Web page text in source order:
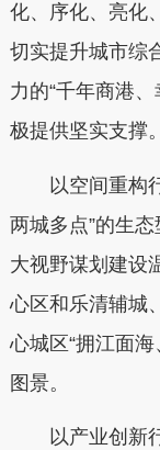
化、序化、亮化
切实提升城市综
力的“千年商港
极提供坚实支撑。
以空间重构
两城多点”的生
大视野谋划建设
心区和乐清辅城
心城区“拥江面
图景。
以产业创新